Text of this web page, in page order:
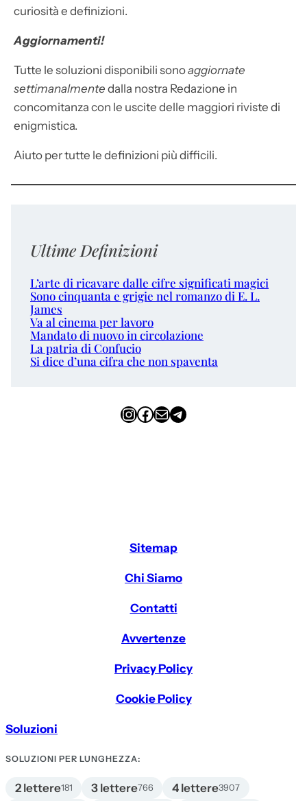
curiosità e definizioni.
Aggiornamenti!
Tutte le soluzioni disponibili sonoaggiornate
settimanalmente dalla nostra Redazione in
concomitanza con le uscite delle maggiori riviste di
enigmistica.
Aiuto per tutte le definizioni più difficili.
Ultime Definizioni
L’arte di ricavare dalle cifre significati magici
Sono cinquanta e grigie nel romanzo di E. L.
James
Va al cinema per lavoro
Mandato di nuovo in circolazione
La patria di Confucio
Si dice d’una cifra che non spaventa
InstagramFacebook Email Telegram
Sitemap
Chi Siamo
Contatti
Avvertenze
Privacy Policy
Cookie Policy
Soluzioni
SOLUZIONI PER LUNGHEZZA:
2 lettere181 3 lettere766 4 lettere3907